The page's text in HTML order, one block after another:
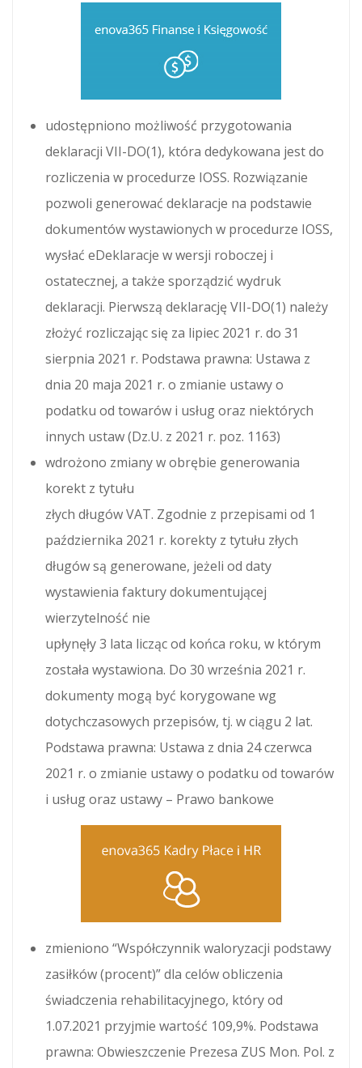
udostępniono możliwość przygotowania
deklaracji VII-DO(1), która dedykowana jest do
rozliczenia w procedurze IOSS. Rozwiązanie
pozwoli generować deklaracje na podstawie
dokumentów wystawionych w procedurze IOSS,
wysłać eDeklaracje w wersji roboczej i
ostatecznej, a także sporządzić wydruk
deklaracji. Pierwszą deklarację VII-DO(1) należy
złożyć rozliczając się za lipiec 2021 r. do 31
sierpnia 2021 r. Podstawa prawna: Ustawa z
dnia 20 maja 2021 r. o zmianie ustawy o
podatku od towarów i usług oraz niektórych
innych ustaw (Dz.U. z 2021 r. poz. 1163)
wdrożono zmiany w obrębie generowania
korekt z tytułu
złych długów VAT. Zgodnie z przepisami od 1
października 2021 r. korekty z tytułu złych
długów są generowane, jeżeli od daty
wystawienia faktury dokumentującej
wierzytelność nie
upłynęły 3 lata licząc od końca roku, w którym
została wystawiona. Do 30 września 2021 r.
dokumenty mogą być korygowane wg
dotychczasowych przepisów, tj. w ciągu 2 lat.
Podstawa prawna: Ustawa z dnia 24 czerwca
2021 r. o zmianie ustawy o podatku od towarów
i usług oraz ustawy – Prawo bankowe
zmieniono “Współczynnik waloryzacji podstawy
zasiłków (procent)” dla celów obliczenia
świadczenia rehabilitacyjnego, który od
1.07.2021 przyjmie wartość 109,9%. Podstawa
prawna: Obwieszczenie Prezesa ZUS Mon. Pol. z